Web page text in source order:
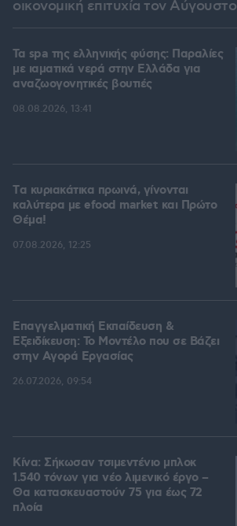
οικονομική επιτυχία τον Αύγουστο
Τα spa της ελληνικής φύσης: Παραλίες
με ιαματικά νερά στην Ελλάδα για
αναζωογονητικές βουτιές
08.08.2026, 13:41
Tα κυριακάτικα πρωινά, γίνονται
καλύτερα με efood market και Πρώτο
Θέμα!
07.08.2026, 12:25
Επαγγελματική Εκπαίδευση &
Εξειδίκευση: Το Mοντέλο που σε Bάζει
στην Aγορά Eργασίας
26.07.2026, 09:54
Κίνα: Σήκωσαν τσιμεντένιο μπλοκ
1.540 τόνων για νέο λιμενικό έργο –
Θα κατασκευαστούν 75 για έως 72
πλοία